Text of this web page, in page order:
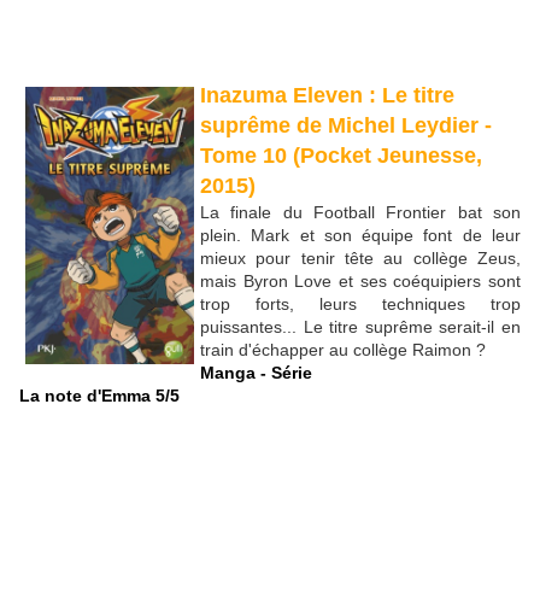
Inazuma Eleven : Le titre
suprême de Michel Leydier -
Tome 10 (Pocket Jeunesse,
2015)
La finale du Football Frontier bat son
plein. Mark et son équipe font de leur
mieux pour tenir tête au collège Zeus,
mais Byron Love et ses coéquipiers sont
trop forts, leurs techniques trop
puissantes... Le titre suprême serait-il en
train d'échapper au collège Raimon ?
Manga - Série
La note d'Emma 5/5